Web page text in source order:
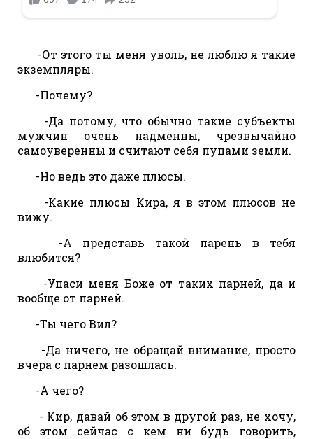
-От этого ты меня уволь, не люблю я такие
экземпляры.
-Почему?
-Да потому, что обычно такие субъекты
мужчин очень надменны, чрезвычайно
самоуверенны и считают себя пупами земли.
-Но ведь это даже плюсы.
-Какие плюсы Кира, я в этом плюсов не
вижу.
-А представь такой парень в тебя
влюбится?
-Упаси меня Боже от таких парней, да и
вообще от парней.
-Ты чего Вил?
-Да ничего, не обращай внимание, просто
вчера с парнем разошлась.
-А чего?
- Кир, давай об этом в другой раз, не хочу,
об этом сейчас с кем ни будь говорить,